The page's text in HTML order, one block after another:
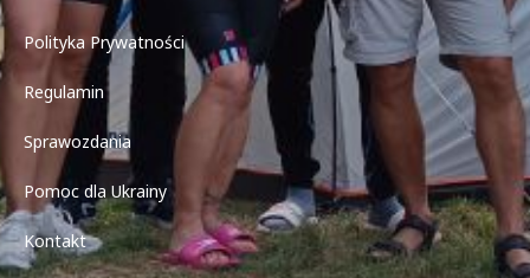
Polityka Prywatności
Regulamin
Sprawozdania
Pomoc dla Ukrainy
Kontakt